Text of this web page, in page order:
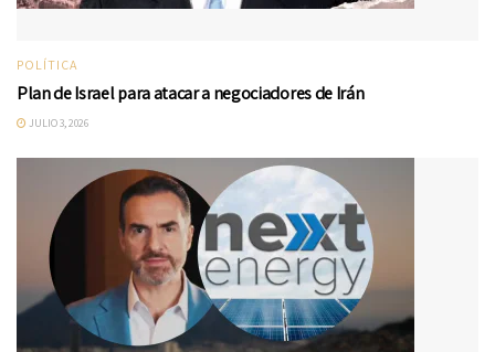
POLÍTICA
Plan de Israel para atacar a negociadores de Irán
JULIO 3, 2026